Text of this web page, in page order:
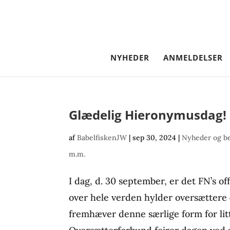
NYHEDER ANMELDELSER
Glædelig Hieronymusdag!
afBabelfiskenJW |sep 30, 2024 |Nyheder og
m.m.
I dag, d. 30 september, er det FN’s
over hele verden hylder
fremhæver denne særlige form for